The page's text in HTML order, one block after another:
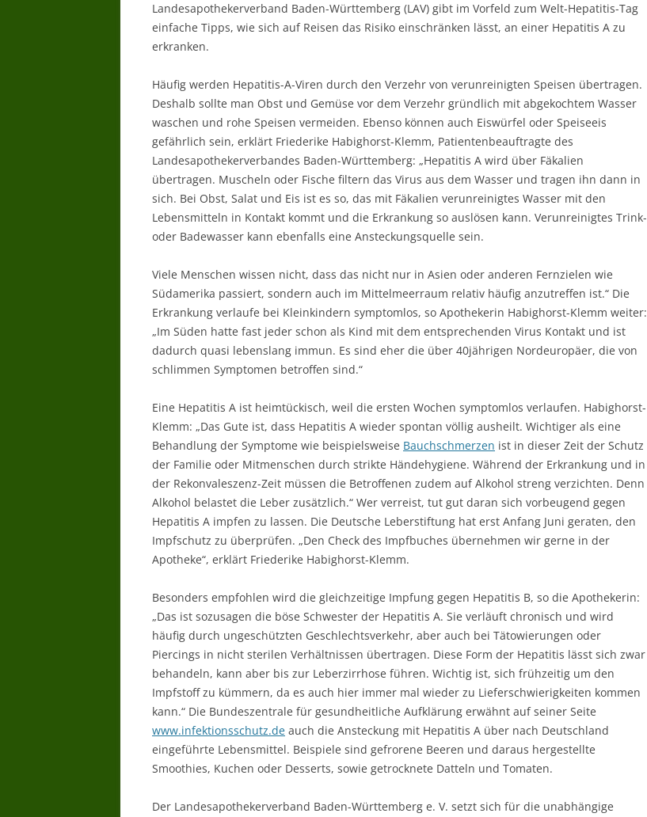
Landesapothekerverband Baden-Württemberg (LAV) gibt im Vorfeld zum Welt-Hepatitis-Tag
einfache Tipps, wie sich auf Reisen das Risiko einschränken lässt, an einer Hepatitis A zu
erkranken.
Häufig werden Hepatitis-A-Viren durch den Verzehr von verunreinigten Speisen übertragen.
Deshalb sollte man Obst und Gemüse vor dem Verzehr gründlich mit abgekochtem Wasser
waschen und rohe Speisen vermeiden. Ebenso können auch Eiswürfel oder Speiseeis
gefährlich sein, erklärt Friederike Habighorst-Klemm, Patientenbeauftragte des
Landesapothekerverbandes Baden-Württemberg: „Hepatitis A wird über Fäkalien
übertragen. Muscheln oder Fische filtern das Virus aus dem Wasser und tragen ihn dann in
sich. Bei Obst, Salat und Eis ist es so, das mit Fäkalien verunreinigtes Wasser mit den
Lebensmitteln in Kontakt kommt und die Erkrankung so auslösen kann. Verunreinigtes Trink-
oder Badewasser kann ebenfalls eine Ansteckungsquelle sein.
Viele Menschen wissen nicht, dass das nicht nur in Asien oder anderen Fernzielen wie
Südamerika passiert, sondern auch im Mittelmeerraum relativ häufig anzutreffen ist.“ Die
Erkrankung verlaufe bei Kleinkindern symptomlos, so Apothekerin Habighorst-Klemm weiter:
„Im Süden hatte fast jeder schon als Kind mit dem entsprechenden Virus Kontakt und ist
dadurch quasi lebenslang immun. Es sind eher die über 40jährigen Nordeuropäer, die von
schlimmen Symptomen betroffen sind.“
Eine Hepatitis A ist heimtückisch, weil die ersten Wochen symptomlos verlaufen. Habighorst-
Klemm: „Das Gute ist, dass Hepatitis A wieder spontan völlig ausheilt. Wichtiger als eine
Behandlung der Symptome wie beispielsweise Bauchschmerzen ist in dieser Zeit der Schutz
der Familie oder Mitmenschen durch strikte Händehygiene. Während der Erkrankung und in
der Rekonvaleszenz-Zeit müssen die Betroffenen zudem auf Alkohol streng verzichten. Denn
Alkohol belastet die Leber zusätzlich.“ Wer verreist, tut gut daran sich vorbeugend gegen
Hepatitis A impfen zu lassen. Die Deutsche Leberstiftung hat erst Anfang Juni geraten, den
Impfschutz zu überprüfen. „Den Check des Impfbuches übernehmen wir gerne in der
Apotheke“, erklärt Friederike Habighorst-Klemm.
Besonders empfohlen wird die gleichzeitige Impfung gegen Hepatitis B, so die Apothekerin:
„Das ist sozusagen die böse Schwester der Hepatitis A. Sie verläuft chronisch und wird
häufig durch ungeschützten Geschlechtsverkehr, aber auch bei Tätowierungen oder
Piercings in nicht sterilen Verhältnissen übertragen. Diese Form der Hepatitis lässt sich zwar
behandeln, kann aber bis zur Leberzirrhose führen. Wichtig ist, sich frühzeitig um den
Impfstoff zu kümmern, da es auch hier immer mal wieder zu Lieferschwierigkeiten kommen
kann.“ Die Bundeszentrale für gesundheitliche Aufklärung erwähnt auf seiner Seite
www.infektionsschutz.de auch die Ansteckung mit Hepatitis A über nach Deutschland
eingeführte Lebensmittel. Beispiele sind gefrorene Beeren und daraus hergestellte
Smoothies, Kuchen oder Desserts, sowie getrocknete Datteln und Tomaten.
Der Landesapothekerverband Baden-Württemberg e. V. setzt sich für die unabhängige